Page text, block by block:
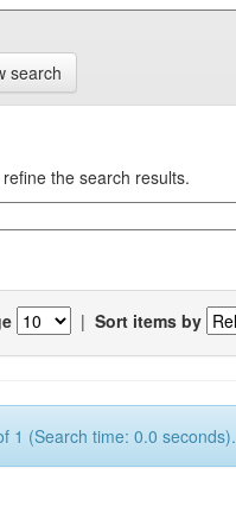
search
the search results.
| Sort items by
1 (Search time: 0.0 seconds).